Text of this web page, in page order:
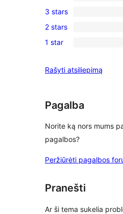
star
review
4-
star
reviews
1
3-
star
3 stars
0
2-
reviews
2 stars
0
star
1 star
Rašyti atsiliepimą
Pagalba
Norite ką nors mums
pagalbos?
Peržiūrėti pagalbos
Pranešti
Ar ši tema sukelia